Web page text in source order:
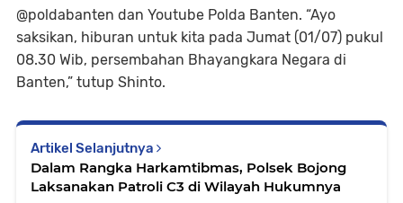
@poldabanten dan Youtube Polda Banten. “Ayo
saksikan, hiburan untuk kita pada Jumat (01/07) pukul
08.30 Wib, persembahan Bhayangkara Negara di
Banten,” tutup Shinto.
Artikel Selanjutnya
Dalam Rangka Harkamtibmas, Polsek Bojong
Laksanakan Patroli C3 di Wilayah Hukumnya